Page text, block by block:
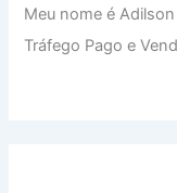
Meu nome é
Tráfego Pago e